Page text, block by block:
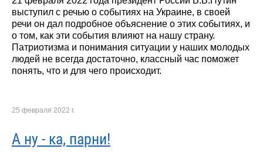
выступил с речью о событиях на Украине, в своей
речи он дал подробное объяснение о этих событиях, и
о том, как эти события влияют на нашу страну.
Патриотизма и понимания ситуации у наших молодых
людей не всегда достаточно, классный час поможет
понять, что и для чего происходит.
25 февраля 2022 г.
А ну - ка, парни!